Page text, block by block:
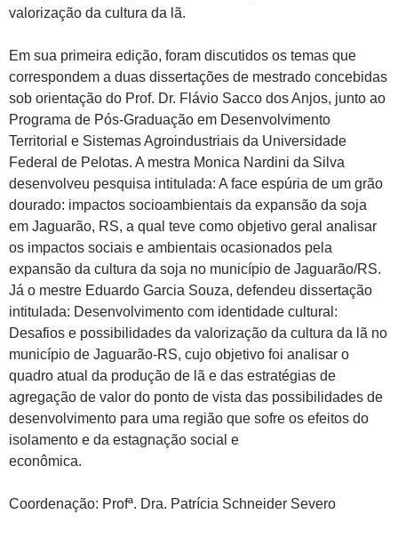
valorização da cultura da lã.
Em sua primeira edição, foram discutidos os temas que
correspondem a duas dissertações de mestrado concebidas
sob orientação do Prof. Dr. Flávio Sacco dos Anjos, junto ao
Programa de Pós-Graduação em Desenvolvimento
Territorial e Sistemas Agroindustriais da Universidade
Federal de Pelotas. A mestra Monica Nardini da Silva
desenvolveu pesquisa intitulada: A face espúria de um grão
dourado: impactos socioambientais da expansão da soja
em Jaguarão, RS, a qual teve como objetivo geral analisar
os impactos sociais e ambientais ocasionados pela
expansão da cultura da soja no município de Jaguarão/RS.
Já o mestre Eduardo Garcia Souza, defendeu dissertação
intitulada: Desenvolvimento com identidade cultural:
Desafios e possibilidades da valorização da cultura da lã no
município de Jaguarão-RS, cujo objetivo foi analisar o
quadro atual da produção de lã e das estratégias de
agregação de valor do ponto de vista das possibilidades de
desenvolvimento para uma região que sofre os efeitos do
isolamento e da estagnação social e
econômica.
Coordenação: Profª. Dra. Patrícia Schneider Severo